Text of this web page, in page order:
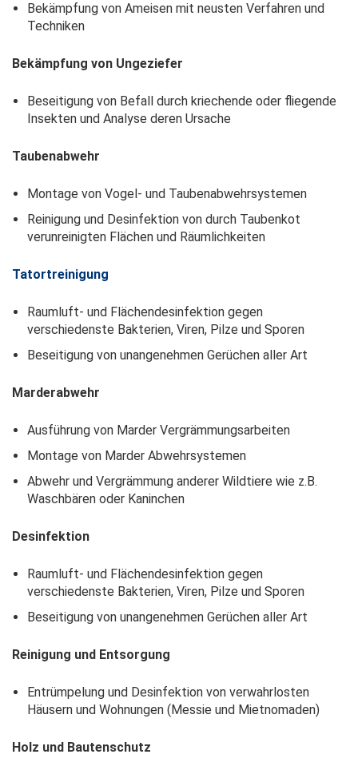
Bekämpfung von Ameisen mit neusten Verfahren und
Techniken
Bekämpfung von Ungeziefer
Beseitigung von Befall durch kriechende oder fliegende
Insekten und Analyse deren Ursache
Taubenabwehr
Montage von Vogel- und Taubenabwehrsystemen
Reinigung und Desinfektion von durch Taubenkot
verunreinigten Flächen und Räumlichkeiten
Tatortreinigung
Raumluft- und Flächendesinfektion gegen
verschiedenste Bakterien, Viren, Pilze und Sporen
Beseitigung von unangenehmen Gerüchen aller Art
Marderabwehr
Ausführung von Marder Vergrämmungsarbeiten
Montage von Marder Abwehrsystemen
Abwehr und Vergrämmung anderer Wildtiere wie z.B.
Waschbären oder Kaninchen
Desinfektion
Raumluft- und Flächendesinfektion gegen
verschiedenste Bakterien, Viren, Pilze und Sporen
Beseitigung von unangenehmen Gerüchen aller Art
Reinigung und Entsorgung
Entrümpelung und Desinfektion von verwahrlosten
Häusern und Wohnungen (Messie und Mietnomaden)
Holz und Bautenschutz